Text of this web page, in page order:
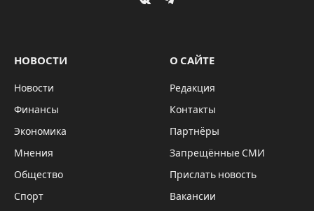
VKontakteTelegram
НОВОСТИ
Новости
Финансы
Экономика
Мнения
Общество
Спорт
О САЙТЕ
Редакция
Контакты
Партнёры
Запрещённые СМИ
Прислать новость
Вакансии